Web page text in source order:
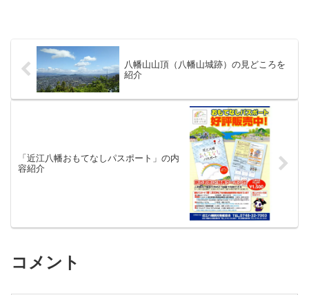
八幡山山頂（八幡山城跡）の見どころを
紹介
「近江八幡おもてなしパスポート」の内
容紹介
コメント